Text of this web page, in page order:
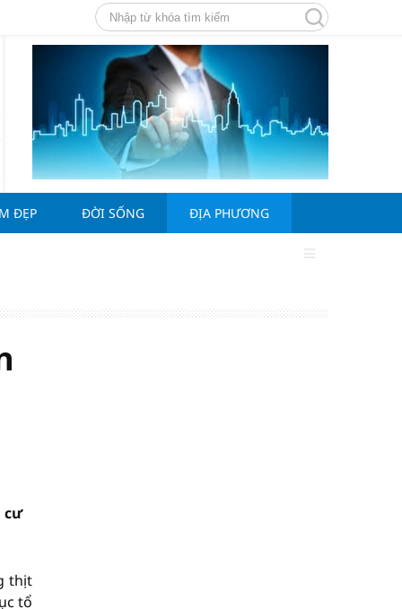
ĐẸP ĐỜI SỐNG ĐỊA PHƯƠNG
cư
thịt
tổ